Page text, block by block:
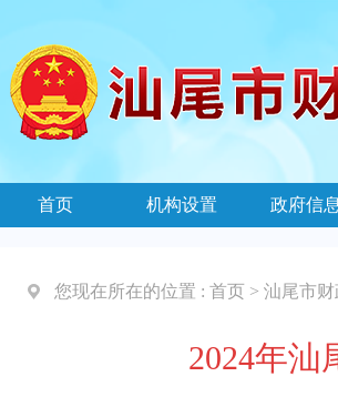
首页 机构设置 政府信
您现在所在的位置 : 首页 > 汕尾市财
2024年汕